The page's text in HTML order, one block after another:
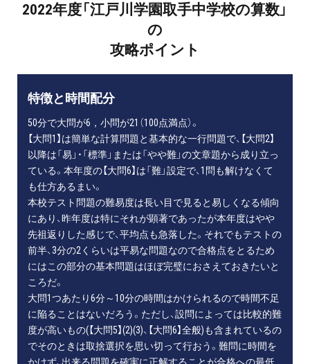
2022年度「江戸川学園取手中学校の算数」
の
攻略ポイント
特徴と時間配分
50分で大問が6，小問が21（100点満点）。
【大問1】は簡単な計算問題と基本的な一行問題で、【大問2】
以降は「易」・「標準」または「やや難」の文章題から成り立っ
ている。本年度の【大問6】は「難」設定で、1問も解けなくて
も仕方あるまい。
本校テスト問題の難易度は長い目で見ると易しくなる傾向
にあり、昨年度は特にそれが顕著であったが本年度はやや
先祖返りした感じで、平均点も急落した。それでもテストの
前半、3分の2くらいは平易な問題なので合格点をとるため
にはこの部分の基本問題はほぼ完璧におさえておきたいと
ころだ。
大問1つあたり6分～10分の時間はかけられるので時間不足
に陥ることはないだろう。ただし、設問によっては比較的難
度が高いもの(【大問5】(2)(3)、【大問6】全般)も含まれているの
でそのときは取捨選択を思い切って行おう。難問に時間を
かけず、出来る問題を確実に正解することが合格への最低